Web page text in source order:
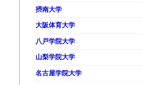
摂南大学
大阪体育大学
八戸学院大学
山梨学院大学
名古屋学院大学